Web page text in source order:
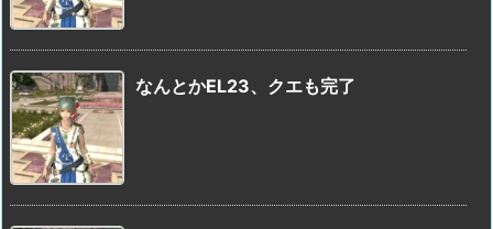
なんとかEL23、クエも完了